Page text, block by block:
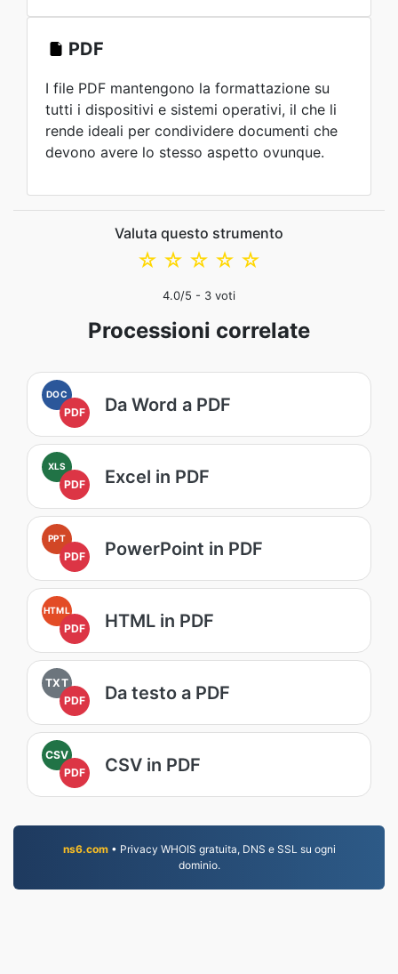
PDF
I file PDF mantengono la formattazione su
tutti i dispositivi e sistemi operativi, il che li
rende ideali per condividere documenti che
devono avere lo stesso aspetto ovunque.
Valuta questo strumento
☆
☆
☆
☆
☆
4.0/5 - 3 voti
Processioni correlate
DOC
PDF Da Word a PDF
XLS
PDF Excel in PDF
PPT
PDF PowerPoint in PDF
HTML
PDF HTML in PDF
TXT
PDF
Da testo a PDF
CSV
PDF
CSV in PDF
ns6.com• Privacy WHOIS gratuita, DNS e SSL su ogni
dominio.